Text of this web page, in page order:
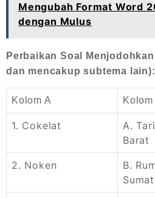
Mengubah Format Word
dengan Mulus
Perbaikan Soal
dan mencakup subtema lain):
Kolom A Kolom
1. Cokelat
A.
Barat
2. Noken
B.